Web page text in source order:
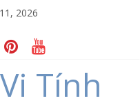
2026
học văn phòng cấp tốc
Ventoy
Tân Tạo
tính văn phòng cấp tốc
Tính